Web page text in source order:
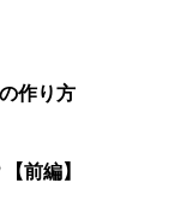
作り方
前編】